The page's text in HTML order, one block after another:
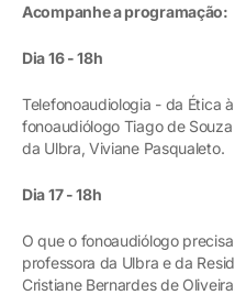
Acompanhe a programação:
Dia 16 - 18h
Telefonoaudiologia - da Ética
fonoaudiólogo Tiago de
da Ulbra, Viviane Pasqualeto.
Dia 17 - 18h
O que o fonoaudiólogo
professora da Ulbra e da
Cristiane Bernardes de